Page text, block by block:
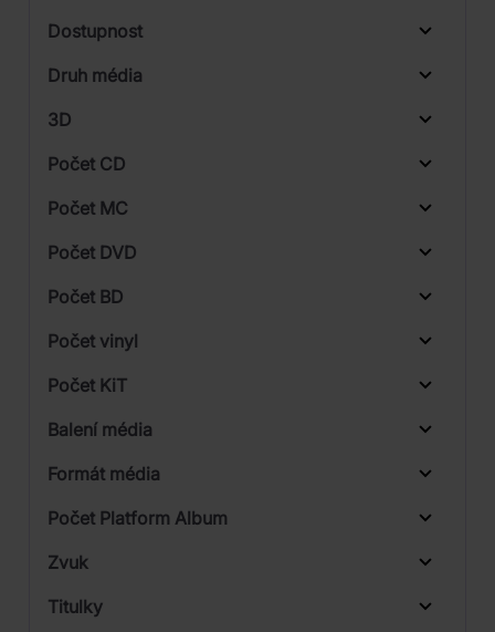
Od
Dostupnost
Druh média
3D
Počet CD
Počet MC
Počet DVD
Počet BD
Počet vinyl
Počet KiT
Balení média
Formát média
Počet Platform Album
Zvuk
Titulky